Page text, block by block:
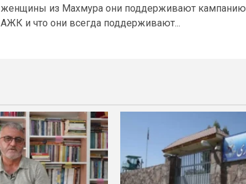
женщины из Махмура они поддерживают кампанию
АЖК и что они всегда поддерживают...